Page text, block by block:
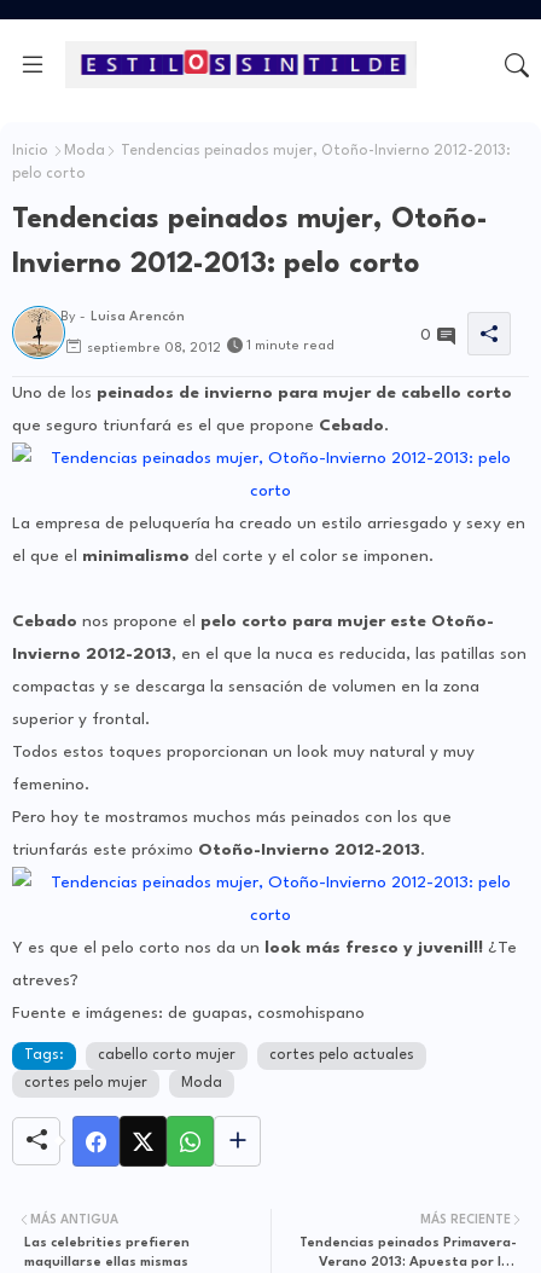
Inicio Moda
Tendencias peinados mujer, Otoño-Invierno 2012-2013:
pelo corto
Tendencias peinados mujer, Otoño-
Invierno 2012-2013: pelo corto
By - Luisa Arencón
septiembre 08, 2012 1 minute read
0
Uno de los peinados de invierno para mujer de cabello corto
que seguro triunfará es el que propone Cebado.
La empresa de peluquería ha creado un estilo arriesgado y sexy en
el que el minimalismo del corte y el color se imponen.
Cebado nos propone el pelo corto para mujer este Otoño-
Invierno 2012-2013, en el que la nuca es reducida, las patillas son
compactas y se descarga la sensación de volumen en la zona
superior y frontal.
Todos estos toques proporcionan un look muy natural y muy
femenino.
Pero hoy te mostramos muchos más peinados con los que
triunfarás este próximo Otoño-Invierno 2012-2013.
Y es que el pelo corto nos da un look más fresco y juvenil!! ¿Te
atreves?
Fuente e imágenes: de guapas, cosmohispano
Tags: cabello corto mujer
cortes pelo actuales
cortes pelo mujer
Moda
MÁS RECIENTE
Tendencias peinados Primavera-
Verano 2013: Apuesta por los
MÁS ANTIGUA
Las celebrities prefieren
maquillarse ellas mismas